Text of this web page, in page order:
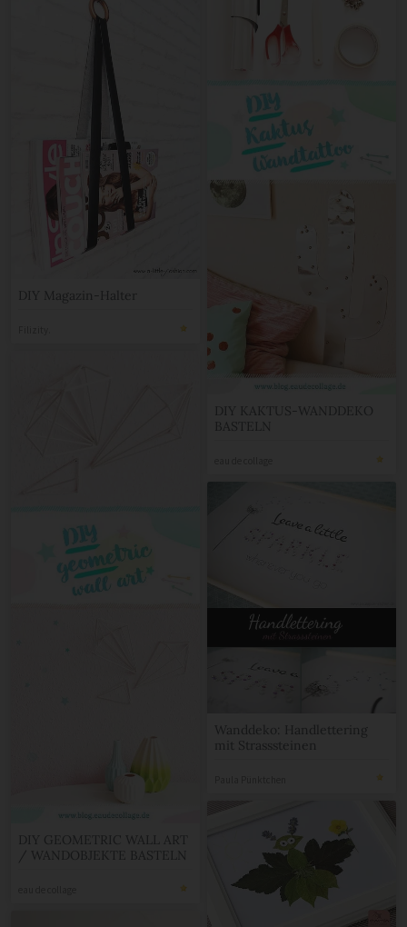
DIY KAKTUS-WANDDEKO
BASTELN
DIY Magazin-Halter
DIY GEOMETRIC WALL ART
/ WANDOBJEKTE BASTELN
Wanddeko: Handlettering
mit Strasssteinen